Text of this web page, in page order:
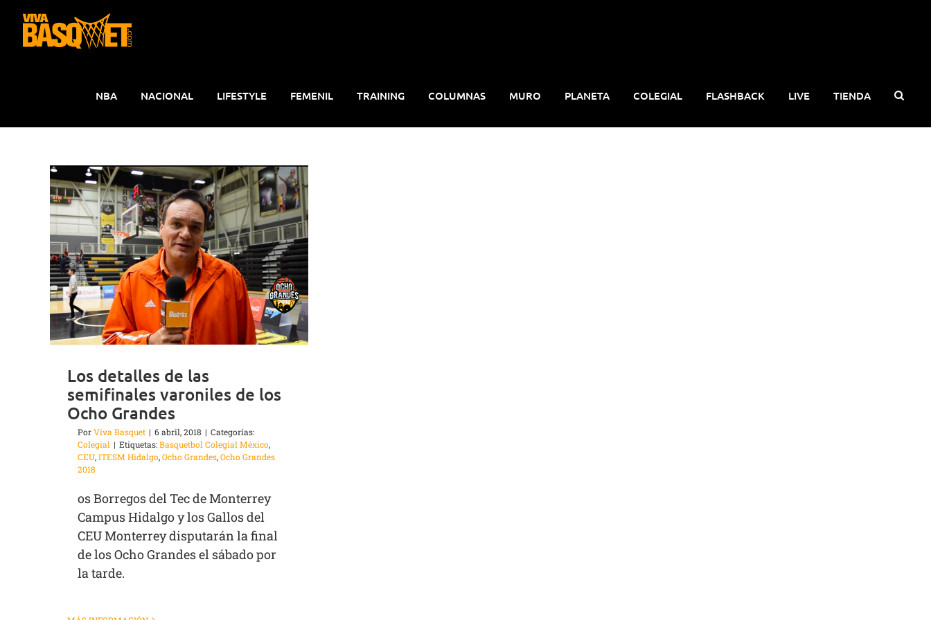
contenido
NBA NACIONAL LIFESTYLE FEMENIL TRAINING COLUMNAS MURO PLANETA COLEGIAL FLASHBACK LIVE TIENDA
Los detalles de las
semifinales varoniles de los
Ocho Grandes
PorViva Basquet | 6 abril, 2018 | Categorías:
Colegial | Etiquetas:Basquetbol Colegial México,
CEU,ITESM Hidalgo,Ocho Grandes,Ocho Grandes
2018
os Borregos del Tec de Monterrey
Campus Hidalgo y los Gallos del
CEU Monterrey disputarán la final
de los Ocho Grandes el sábado por
la tarde.